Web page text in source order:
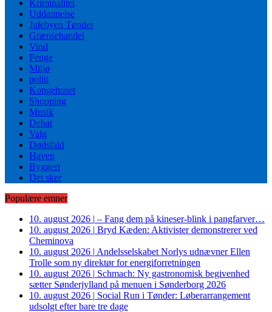
Kriminalitet
Uddannelse
Julebyen Tønder
Grænsehandel
Vind
Penge
Miljø
politi
Kongehuset
Shopping
Musik
Debat
Valg
Dødsfald
Haven
Byggeri
Det sker
Populære emner
10. august 2026 | – Fang dem på kineser-blink i pangfarver…
10. august 2026 | Bryd Kæden: Aktivister demonstrerer ved
Cheminova
10. august 2026 | Andelsselskabet Norlys udnævner Ellen
Trolle som ny direktør for energiforretningen
10. august 2026 | Schmach: Ny gastronomisk begivenhed
sætter Sønderjylland på menuen i Sønderborg 2026
10. august 2026 | Social Run i Tønder: Løberarrangement
udsolgt efter bare tre dage